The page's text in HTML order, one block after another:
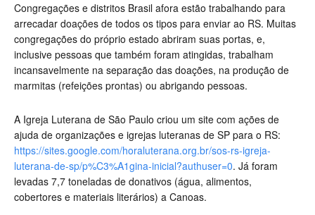
Congregações e distritos Brasil afora estão trabalhando para
arrecadar doações de todos os tipos para enviar ao RS. Muitas
congregações do próprio estado abriram suas portas, e,
inclusive pessoas que também foram atingidas, trabalham
incansavelmente na separação das doações, na produção de
marmitas (refeições prontas) ou abrigando pessoas.
A Igreja Luterana de São Paulo criou um site com ações de
ajuda de organizações e igrejas luteranas de SP para o RS:
https://sites.google.com/horaluterana.org.br/sos-rs-igreja-
luterana-de-sp/p%C3%A1gina-inicial?authuser=0. Já foram
levadas 7,7 toneladas de donativos (água, alimentos,
cobertores e materiais literários) a Canoas.